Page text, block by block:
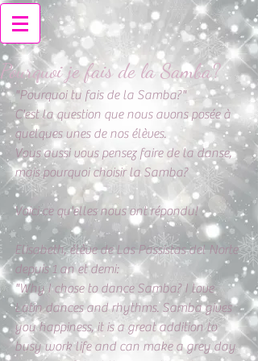
Pourquoi je fais de la Samba?
"Pourquoi tu fais de la Samba?"
C'est la question que nous avons posée à
quelques unes de nos élèves.
Vous aussi vous pensez faire de la danse,
mais pourquoi choisir la Samba?
Voici ce qu'elles nous ont répondu!
Elisabeth, élève de Las Passistas del Norte
depuis 1 an et demi:
"Why I chose to dance Samba? I love
Latin dances and rhythms. Samba gives
you happiness, it is a great addition to
busy work life and can make a grey day